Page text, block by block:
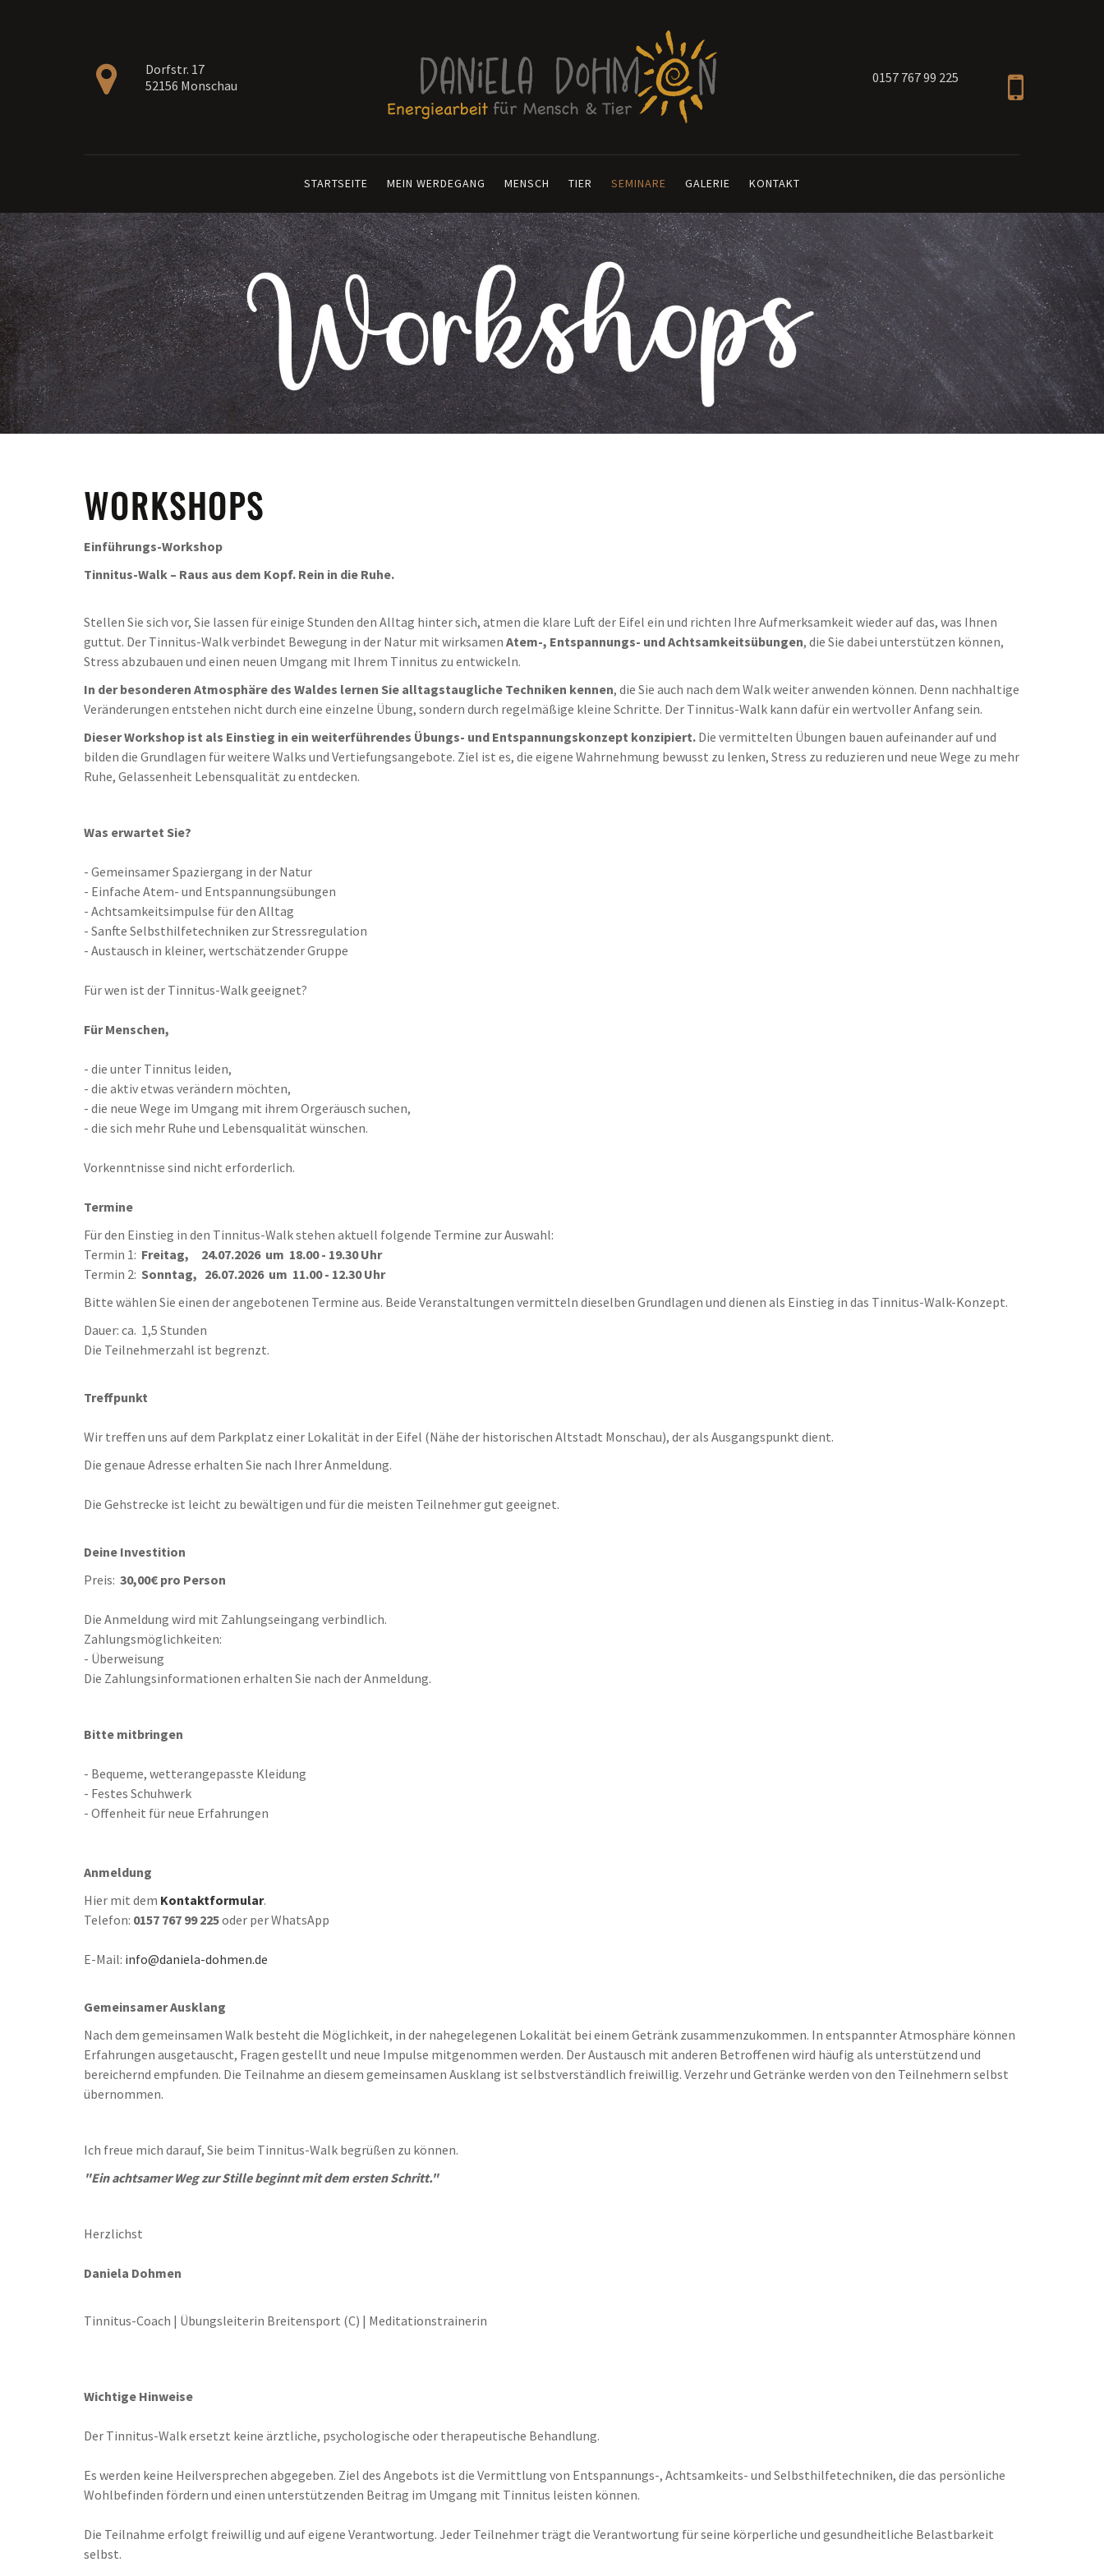
Dorfstr. 17
52156 Monschau
0157 767 99 225
STARTSEITE MEIN WERDEGANG MENSCH TIER SEMINARE GALERIE KONTAKT
WORKSHOPS
Einführungs-Workshop
Tinnitus-Walk – Raus aus dem Kopf. Rein in die Ruhe.
Stellen Sie sich vor, Sie lassen für einige Stunden den Alltag hinter sich, atmen die klare Luft der Eifel ein und richten Ihre Aufmerksamkeit wieder auf das, was Ihnen
guttut. Der Tinnitus-Walk verbindet Bewegung in der Natur mit wirksamen Atem-, Entspannungs- und Achtsamkeitsübungen, die Sie dabei unterstützen können,
Stress abzubauen und einen neuen Umgang mit Ihrem Tinnitus zu entwickeln.
In der besonderen Atmosphäre des Waldes lernen Sie alltagstaugliche Techniken kennen, die Sie auch nach dem Walk weiter anwenden können. Denn nachhaltige
Veränderungen entstehen nicht durch eine einzelne Übung, sondern durch regelmäßige kleine Schritte. Der Tinnitus-Walk kann dafür ein wertvoller Anfang sein.
Dieser Workshop ist als Einstieg in ein weiterführendes Übungs- und Entspannungskonzept konzipiert. Die vermittelten Übungen bauen aufeinander auf und
bilden die Grundlagen für weitere Walks und Vertiefungsangebote. Ziel ist es, die eigene Wahrnehmung bewusst zu lenken, Stress zu reduzieren und neue Wege zu mehr
Ruhe, Gelassenheit Lebensqualität zu entdecken.
Was erwartet Sie?
- Gemeinsamer Spaziergang in der Natur
- Einfache Atem- und Entspannungsübungen
- Achtsamkeitsimpulse für den Alltag
- Sanfte Selbsthilfetechniken zur Stressregulation
- Austausch in kleiner, wertschätzender Gruppe
Für wen ist der Tinnitus-Walk geeignet?
Für Menschen,
- die unter Tinnitus leiden,
- die aktiv etwas verändern möchten,
- die neue Wege im Umgang mit ihrem Orgeräusch suchen,
- die sich mehr Ruhe und Lebensqualität wünschen.
Vorkenntnisse sind nicht erforderlich.
Termine
Für den Einstieg in den Tinnitus-Walk stehen aktuell folgende Termine zur Auswahl:
Termin 1: Freitag, 24.07.2026 um 18.00 - 19.30 Uhr
Termin 2: Sonntag, 26.07.2026 um 11.00 - 12.30 Uhr
Bitte wählen Sie einen der angebotenen Termine aus. Beide Veranstaltungen vermitteln dieselben Grundlagen und dienen als Einstieg in das Tinnitus-Walk-Konzept.
Dauer: ca. 1,5 Stunden
Die Teilnehmerzahl ist begrenzt.
Treffpunkt
Wir treffen uns auf dem Parkplatz einer Lokalität in der Eifel (Nähe der historischen Altstadt Monschau), der als Ausgangspunkt dient.
Die genaue Adresse erhalten Sie nach Ihrer Anmeldung.
Die Gehstrecke ist leicht zu bewältigen und für die meisten Teilnehmer gut geeignet.
Deine Investition
Preis: 30,00€ pro Person
Die Anmeldung wird mit Zahlungseingang verbindlich.
Zahlungsmöglichkeiten:
- Überweisung
Die Zahlungsinformationen erhalten Sie nach der Anmeldung.
Bitte mitbringen
- Bequeme, wetterangepasste Kleidung
- Festes Schuhwerk
- Offenheit für neue Erfahrungen
Anmeldung
Hier mit dem Kontaktformular.
Telefon: 0157 767 99 225oder per WhatsApp
E-Mail: info@daniela-dohmen.de
Gemeinsamer Ausklang
Nach dem gemeinsamen Walk besteht die Möglichkeit, in der nahegelegenen Lokalität bei einem Getränk zusammenzukommen. In entspannter Atmosphäre können
Erfahrungen ausgetauscht, Fragen gestellt und neue Impulse mitgenommen werden. Der Austausch mit anderen Betroffenen wird häufig als unterstützend und
bereichernd empfunden. Die Teilnahme an diesem gemeinsamen Ausklang ist selbstverständlich freiwillig. Verzehr und Getränke werden von den Teilnehmern selbst
übernommen.
Ich freue mich darauf, Sie beim Tinnitus-Walk begrüßen zu können.
"Ein achtsamer Weg zur Stille beginnt mit dem ersten Schritt."
Herzlichst
Daniela Dohmen
Tinnitus-Coach | Übungsleiterin Breitensport (C) | Meditationstrainerin
Wichtige Hinweise
Der Tinnitus-Walk ersetzt keine ärztliche, psychologische oder therapeutische Behandlung.
Es werden keine Heilversprechen abgegeben. Ziel des Angebots ist die Vermittlung von Entspannungs-, Achtsamkeits- und Selbsthilfetechniken, die das persönliche
Wohlbefinden fördern und einen unterstützenden Beitrag im Umgang mit Tinnitus leisten können.
Die Teilnahme erfolgt freiwillig und auf eigene Verantwortung. Jeder Teilnehmer trägt die Verantwortung für seine körperliche und gesundheitliche Belastbarkeit
selbst.